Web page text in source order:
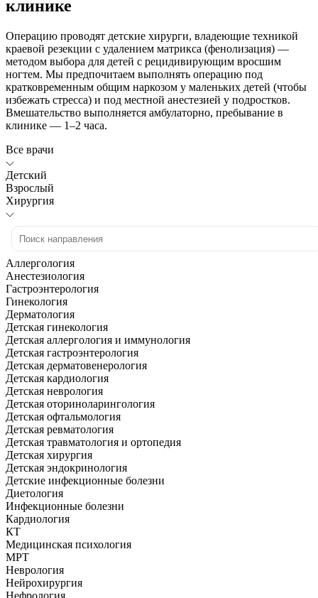
клинике
Операцию проводят детские хирурги, владеющие техникой
краевой резекции с удалением матрикса (фенолизация) —
методом выбора для детей с рецидивирующим вросшим
ногтем. Мы предпочитаем выполнять операцию под
кратковременным общим наркозом у маленьких детей (чтобы
избежать стресса) и под местной анестезией у подростков.
Вмешательство выполняется амбулаторно, пребывание в
клинике — 1–2 часа.
Все врачи
Детский
Взрослый
Хирургия
Аллергология
Анестезиология
Гастроэнтерология
Гинекология
Дерматология
Детская гинекология
Детская аллергология и иммунология
Детская гастроэнтерология
Детская дерматовенерология
Детская кардиология
Детская неврология
Детская оториноларингология
Детская офтальмология
Детская ревматология
Детская травматология и ортопедия
Детская хирургия
Детская эндокринология
Детские инфекционные болезни
Диетология
Инфекционные болезни
Кардиология
КТ
Медицинская психология
МРТ
Неврология
Нейрохирургия
Нефрология